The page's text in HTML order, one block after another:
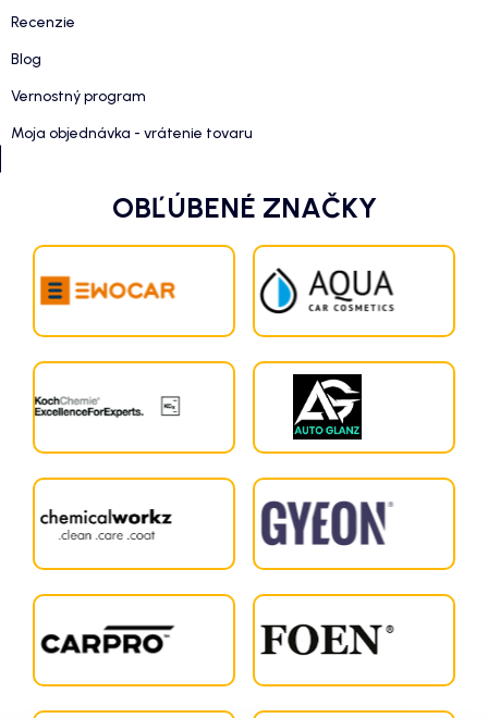
Recenzie
Blog
Vernostný program
Moja objednávka - vrátenie tovaru
OBĽÚBENÉ ZNAČKY